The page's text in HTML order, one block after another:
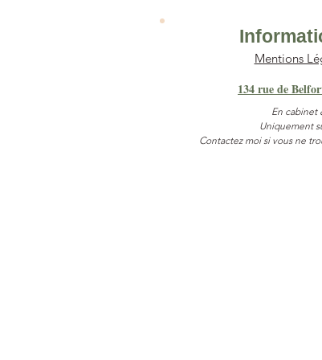
Mentions
134 rue de
En cabinet
Uniquement
Contactez moi si vous ne